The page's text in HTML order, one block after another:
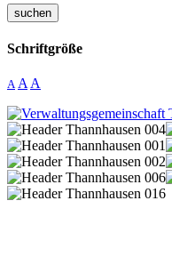
suchen
Schriftgröße
A A A